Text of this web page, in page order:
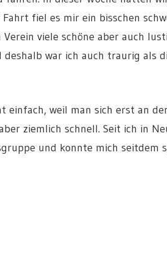
fiel es mir ein bisschen
viele schöne aber auch
war ich auch traurig als
einfach, weil man sich erst an
ziemlich schnell. Seit ich in
und konnte mich seitdem